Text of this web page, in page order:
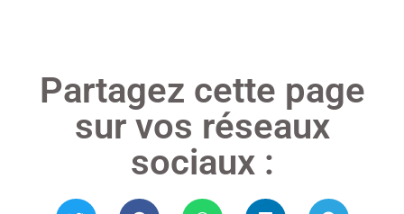
Partagez cette page
sur vos réseaux
sociaux :